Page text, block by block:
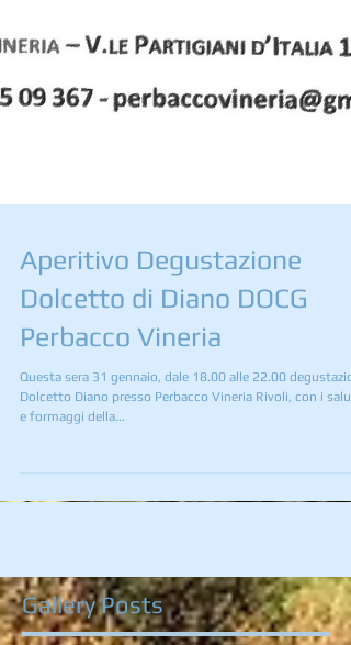
Aperitivo Degustazione
Dolcetto di Diano DOCG
Perbacco Vineria
Questa sera 31 gennaio, dale 18.00 alle 22.00